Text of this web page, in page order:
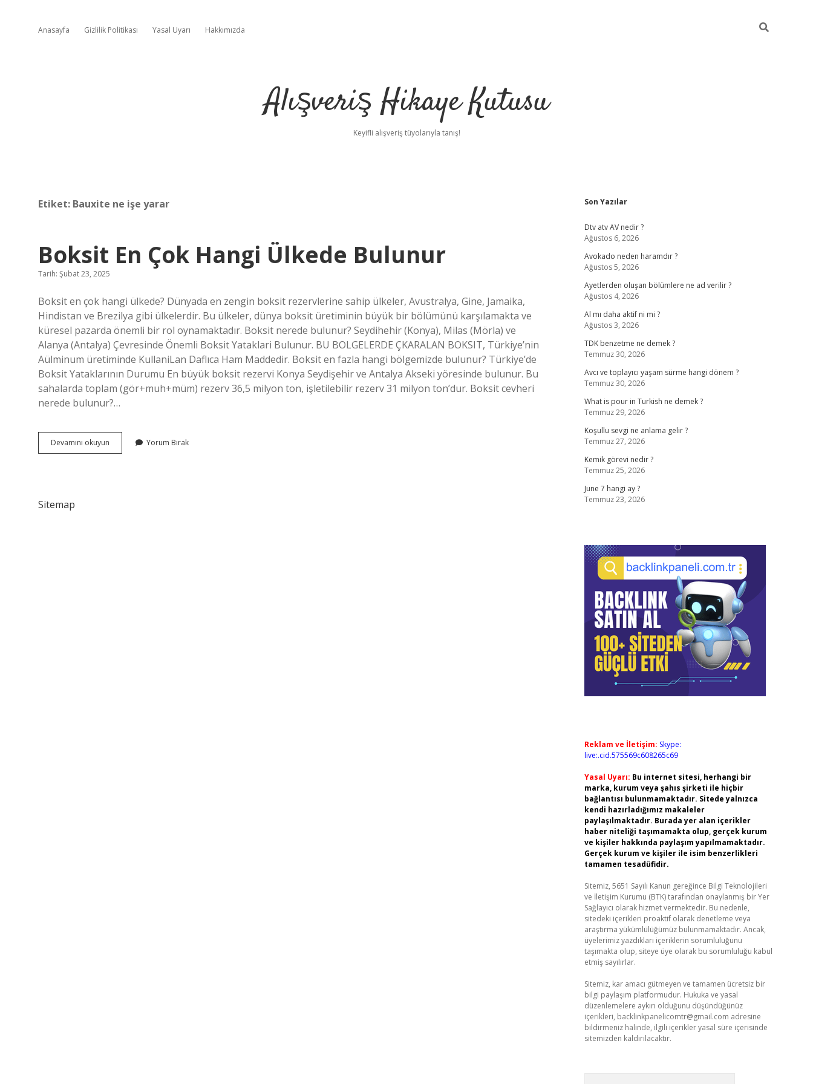
Anasayfa Gizlilik Politikası Yasal Uyarı Hakkımızda
Alışveriş Hikaye Kutusu
Keyifli alışveriş tüyolarıyla tanış!
Etiket: Bauxite ne işe yarar
Boksit En Çok Hangi Ülkede Bulunur
Tarih: Şubat 23, 2025
Boksit en çok hangi ülkede? Dünyada en zengin boksit rezervlerine sahip ülkeler, Avustralya, Gine, Jamaika,
Hindistan ve Brezilya gibi ülkelerdir. Bu ülkeler, dünya boksit üretiminin büyük bir bölümünü karşılamakta ve
küresel pazarda önemli bir rol oynamaktadır. Boksit nerede bulunur? Seydihehir (Konya), Milas (Mörla) ve
Alanya (Antalya) Çevresinde Önemli Boksit Yataklari Bulunur. BU BOLGELERDE ÇKARALAN BOKSIT, Türkiye’nin
Aülminum üretiminde KullaniLan Daflıca Ham Maddedir. Boksit en fazla hangi bölgemizde bulunur? Türkiye’de
Boksit Yataklarının Durumu En büyük boksit rezervi Konya Seydişehir ve Antalya Akseki yöresinde bulunur. Bu
sahalarda toplam (gör+muh+müm) rezerv 36,5 milyon ton, işletilebilir rezerv 31 milyon ton’dur. Boksit cevheri
nerede bulunur?…
Devamını okuyun
En
Yorum Bırak
Sitemap
Sidebar
Son Yazılar
Dtv atv AV nedir ?
Ağustos 6, 2026
Avokado neden haramdır ?
Ağustos 5, 2026
Ayetlerden oluşan bölümlere ne ad verilir ?
Ağustos 4, 2026
Al mı daha aktif ni mi ?
Ağustos 3, 2026
TDK benzetme ne demek ?
Temmuz 30, 2026
Avcı ve toplayıcı yaşam sürme hangi dönem ?
Temmuz 30, 2026
What is pour in Turkish ne demek ?
Temmuz 29, 2026
Koşullu sevgi ne anlama gelir ?
Temmuz 27, 2026
Kemik görevi nedir ?
Temmuz 25, 2026
June 7 hangi ay ?
Temmuz 23, 2026
Reklam ve İletişim: Skype:
live:.cid.575569c608265c69
Yasal Uyarı: Bu internet sitesi, herhangi bir
marka, kurum veya şahıs şirketi ile hiçbir
bağlantısı bulunmamaktadır. Sitede yalnızca
kendi hazırladığımız makaleler
paylaşılmaktadır. Burada yer alan içerikler
haber niteliği taşımamakta olup, gerçek kurum
ve kişiler hakkında paylaşım yapılmamaktadır.
Gerçek kurum ve kişiler ile isim benzerlikleri
tamamen tesadüfidir.
Sitemiz, 5651 Sayılı Kanun gereğince Bilgi Teknolojileri
ve İletişim Kurumu (BTK) tarafından onaylanmış bir Yer
Sağlayıcı olarak hizmet vermektedir. Bu nedenle,
sitedeki içerikleri proaktif olarak denetleme veya
araştırma yükümlülüğümüz bulunmamaktadır. Ancak,
üyelerimiz yazdıkları içeriklerin sorumluluğunu
taşımakta olup, siteye üye olarak bu sorumluluğu kabul
etmiş sayılırlar.
Sitemiz, kar amacı gütmeyen ve tamamen ücretsiz bir
bilgi paylaşım platformudur. Hukuka ve yasal
düzenlemelere aykırı olduğunu düşündüğünüz
içerikleri, backlinkpanelicomtr@gmail.com adresine
bildirmeniz halinde, ilgili içerikler yasal süre içerisinde
sitemizden kaldırılacaktır.